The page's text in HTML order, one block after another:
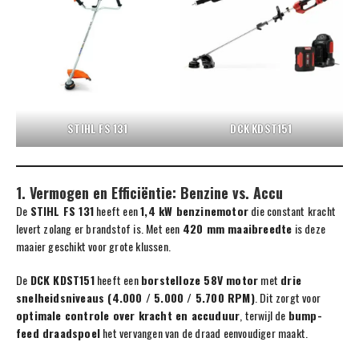
STIHL FS 131 DCK KDST151
1. Vermogen en Efficiëntie: Benzine vs. Accu
De STIHL FS 131heeft een1,4 kW benzinemotordie constant kracht
levert zolang er brandstof is. Met een 420 mm maaibreedte is deze
maaier geschikt voor grote klussen.
De DCK KDST151heeft eenborstelloze 58V motormet drie
snelheidsniveaus (4.000 / 5.000 / 5.700 RPM). Dit zorgt voor
optimale controle over kracht en accuduur , terwijl de bump-
feed draadspoelhet vervangen van de draad eenvoudiger maakt.